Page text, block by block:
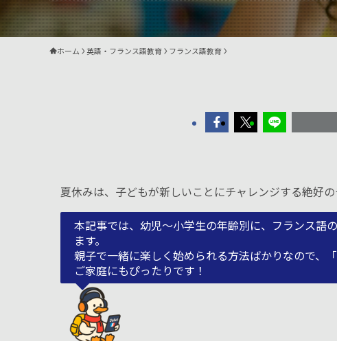
ホーム 英語・フランス語教育 フランス語教育
夏休みは、子どもが新しいことにチャレンジする絶好の
本記事では、幼児〜小学生の年齢別に、フランス語
ます。
親子で一緒に楽しく始められる方法ばかりなので、
ご家庭にもぴったりです！